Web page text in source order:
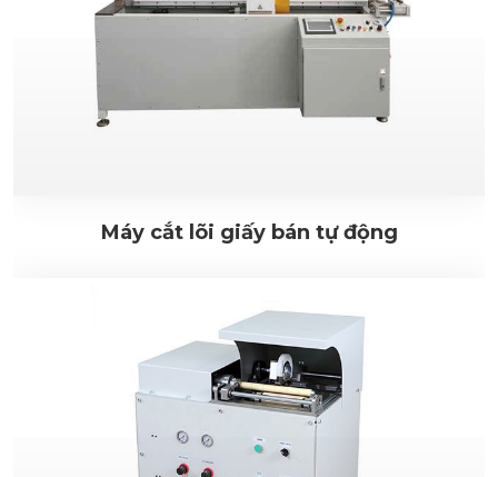
Máy cắt lõi giấy bán tự động